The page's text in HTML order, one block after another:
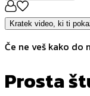
Kratek video, ki ti
Če ne veš kako do
Prosta